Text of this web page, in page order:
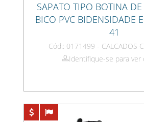
SAPATO TIPO BOTINA
BICO PVC BIDENSIDADE
41
Cód.: 0171499 - CALCADOS
Identifique-se para ver